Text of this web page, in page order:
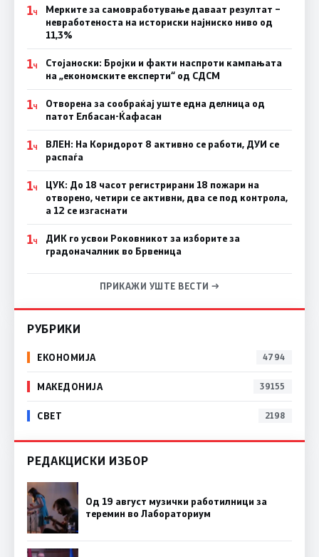
1Ч
Мерките за самовработување даваат резултат –
невработеноста на историски најниско ниво од
11,3%
1Ч
Стојаноски: Бројки и факти наспроти кампањата
на „економските експерти“ од СДСM
1Ч
Отворена за сообраќај уште една делница од
патот Елбасан-Ќафасан
1Ч
ВЛЕН: На Коридорот 8 активно се работи, ДУИ се
распаѓа
1Ч
ЦУК: До 18 часот регистрирани 18 пожари на
отворено, четири се активни, два се под контрола,
а 12 се изгаснати
1Ч
ДИК го усвои Роковникот за изборите за
градоначалник во Брвеница
ПРИКАЖИ УШТЕ ВЕСТИ →
РУБРИКИ
ЕКОНОМИЈА 4794
МАКЕДОНИЈА 39155
СВЕТ 2198
РЕДАКЦИСКИ ИЗБОР
Од 19 август музички работилници за
теремин во Лабораториум